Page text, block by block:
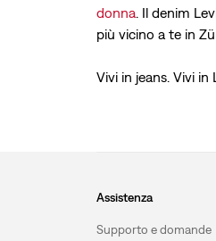
donna. Il denim
più vicino a te in
Vivi in jeans. Vivi in
Assistenza
Supporto e domande